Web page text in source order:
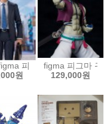
스카사하
마 플러스 플레이스테이
피그마 고독한 미식
원
figma 피그마
129,000원